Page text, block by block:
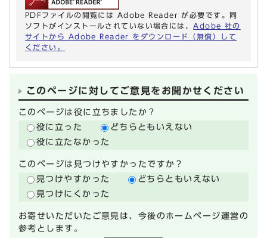
PDFファイルの閲覧には Adobe Reader が必要です。同
ソフトがインストールされていない場合には、 Adobe 社の
サイトから Adobe Reader をダウンロード（無償）して
ください。
このページに対してご意見をお聞かせください
このページは役に立ちましたか？
役に立った
どちらともいえない
役に立たなかった
このページは見つけやすかったですか？
見つけやすかった
どちらともいえない
見つけにくかった
お寄せいただいたご意見は、今後のホームページ運営の
参考とします。